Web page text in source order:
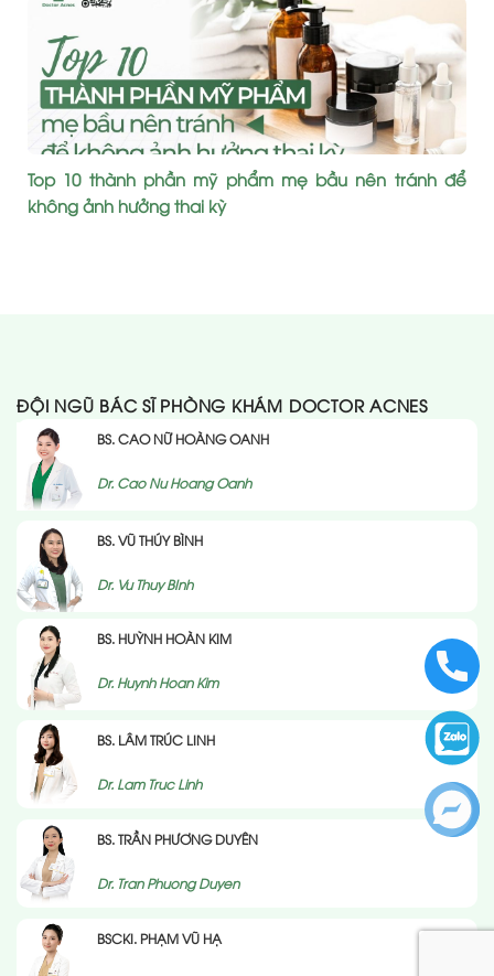
Top 10 thành phần mỹ phẩm mẹ bầu nên tránh để
không ảnh hưởng thai kỳ
ĐỘI NGŨ BÁC SĨ PHÒNG KHÁM DOCTOR ACNES
BS. CAO NỮ HOÀNG OANH
Dr. Cao Nu Hoang Oanh
BS. VŨ THÚY BÌNH
Dr. Vu Thuy BInh
BS. HUỲNH HOÀN KIM
Dr. Huynh Hoan Kim
BS. LÂM TRÚC LINH
Dr. Lam Truc Linh
BS. TRẦN PHƯƠNG DUYÊN
Dr. Tran Phuong Duyen
BSCKI. PHẠM VŨ HẠ